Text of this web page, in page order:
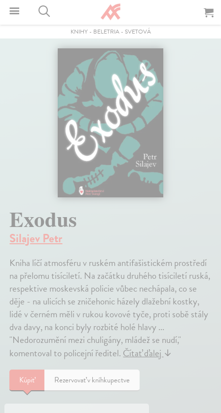
KNIHY- BELETRIA- SVETOVÁ
Exodus
Silajev Petr
Kniha líčí atmosféru v ruském antifašistickém prostředí
na přelomu tisíciletí. Na začátku druhého tisíciletí ruská,
respektive moskevská policie vůbec nechápala, co se
děje - na ulicích se zničehonic házely dlažební kostky,
lidé v černém měli v rukou kovové tyče, proti sobě stály
dva davy, na konci byly rozbité holé hlavy ...
"Nedorozumění mezi chuligány, mládež se nudí,"
komentoval to policejní ředitel.Čítať ďalej↓
Kúpiť Rezervovať v kníhkupectve